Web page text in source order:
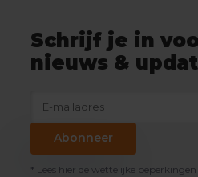
Schrijf je in
nieuws &
Abonneer
* Lees hier de wettelijke beperkingen